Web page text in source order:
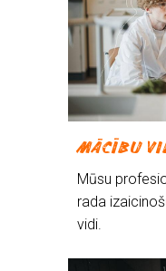
MĀCĪBU
Mūsu
rada
vidi.